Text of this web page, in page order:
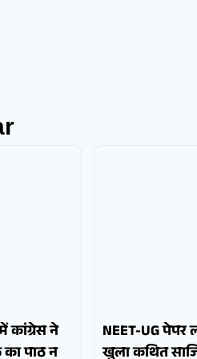
कांग्रेस ने
का पाठ न
NEET-UG पेपर
खुला कथित